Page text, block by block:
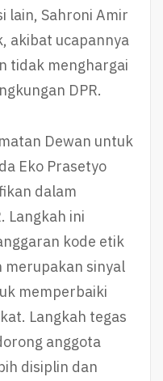
lain, Sahroni Amir
akibat ucapannya
tidak menghargai
DPR.
Dewan untuk
Eko Prasetyo
dalam
Langkah ini
kode etik
merupakan sinyal
memperbaiki
Langkah tegas
anggota
disiplin dan